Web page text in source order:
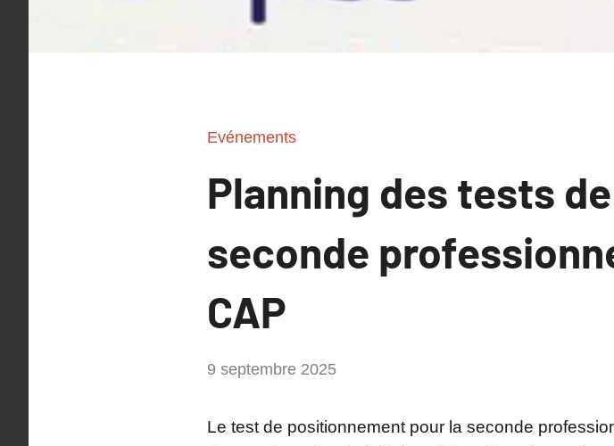
Evénements
Planning des tests
seconde
CAP
par
SUCH
9 septembre 2025
Le test de positionnement pour la seconde